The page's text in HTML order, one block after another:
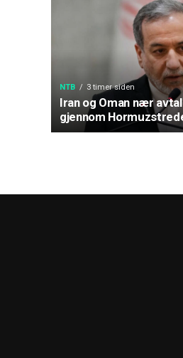
NTB 3 timer siden
Iran og Oman nær
gjennom